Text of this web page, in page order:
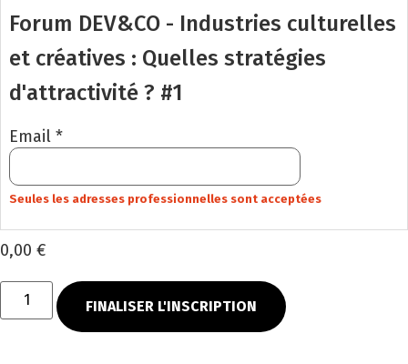
Forum DEV&CO - Industries culturelles
et créatives : Quelles stratégies
d'attractivité ? #1
Email *
Seules les adresses professionnelles sont acceptées
0,00 €
FINALISER L'INSCRIPTION